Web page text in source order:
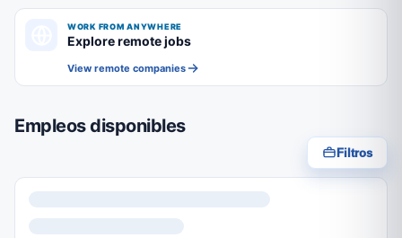
WORK FROM ANYWHERE
Explore remote jobs
View remote companies
Empleos disponibles
Filtros